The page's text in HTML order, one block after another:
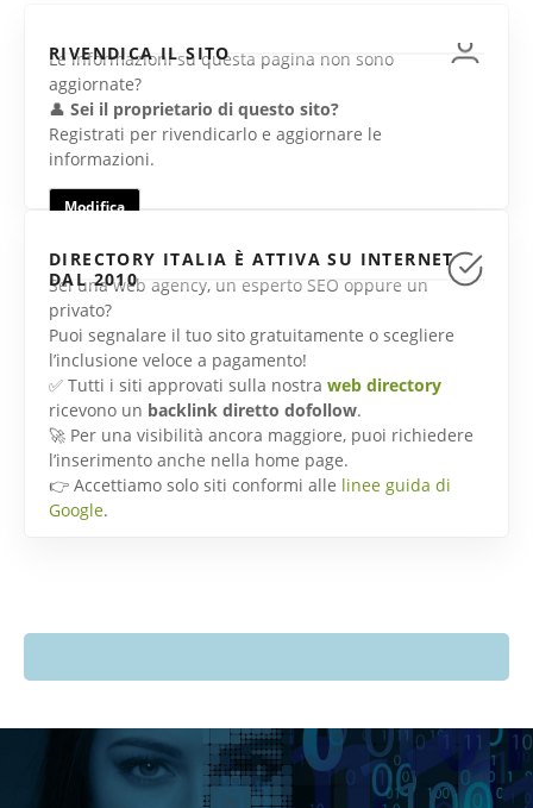
RIVENDICA IL SITO
Le informazioni su questa pagina non sono
aggiornate?
👤 Sei il proprietario di questo sito?
Registrati per rivendicarlo e aggiornare le
informazioni.
Modifica
DIRECTORY ITALIA È ATTIVA SU INTERNET
DAL 2010
Sei una web agency, un esperto SEO oppure un
privato?
Puoi segnalare il tuo sito gratuitamente o scegliere
l’inclusione veloce a pagamento!
✅ Tutti i siti approvati sulla nostra web directory
ricevono un backlink diretto dofollow.
🚀 Per una visibilità ancora maggiore, puoi richiedere
l’inserimento anche nella home page.
👉 Accettiamo solo siti conformi alle linee guida di
Google.